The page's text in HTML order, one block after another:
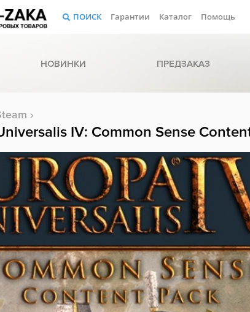
ПОИСК Гарантии Каталог Помощь
НОВИНКИ ПРЕДЗАКАЗ
›
IV: Common Sense